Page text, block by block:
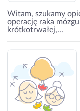
Witam, szukamy
operację raka
krótkotrwałej,...